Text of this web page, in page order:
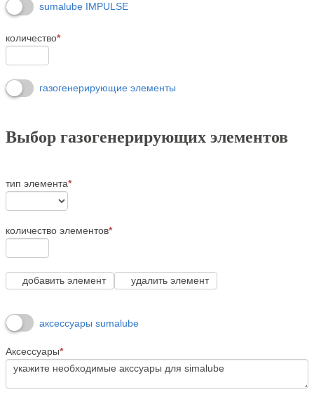
sumalube IMPULSE
количество*
газогенерирующие элементы
Выбор газогенерирующих элементов
тип элемента*
количество элементов*
добавить элемент удалить элемент
аксессуары sumalube
Аксессуары*